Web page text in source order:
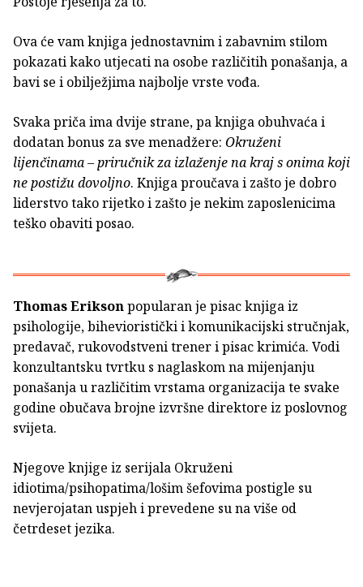
Ova će vam knjiga jednostavnim i zabavnim stilom
pokazati kako utjecati na osobe različitih ponašanja, a
bavi se i obilježjima najbolje vrste vođa.
Svaka priča ima dvije strane, pa knjiga obuhvaća i
dodatan bonus za sve menadžere: Okruženi
lijenčinama – priručnik za izlaženje na kraj s onima koji
ne postižu dovoljno. Knjiga proučava i zašto je dobro
liderstvo tako rijetko i zašto je nekim zaposlenicima
teško obaviti posao.
Thomas Eriksonpopularan je pisac knjiga iz
psihologije, bihevioristički i komunikacijski stručnjak,
predavač, rukovodstveni trener i pisac krimića. Vodi
konzultantsku tvrtku s naglaskom na mijenjanju
ponašanja u različitim vrstama organizacija te svake
godine obučava brojne izvršne direktore iz poslovnog
svijeta.
Njegove knjige iz serijala Okruženi
idiotima/psihopatima/lošim šefovima postigle su
nevjerojatan uspjeh i prevedene su na više od
četrdeset jezika.